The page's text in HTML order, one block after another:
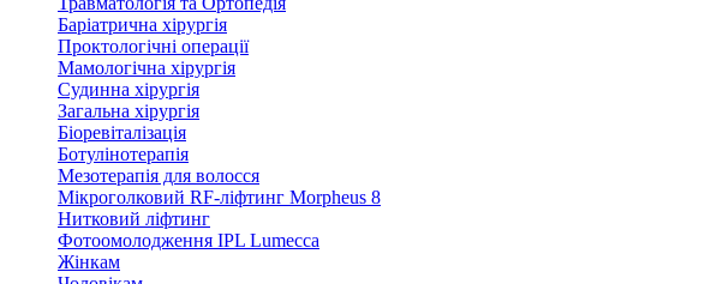
Баріатрична хірургія
Проктологічні операції
Мамологічна хірургія
Судинна хірургія
Загальна хірургія
Біоревіталізація
Ботулінотерапія
Мезотерапія для волосся
Мікроголковий RF-ліфтинг Morpheus 8
Нитковий ліфтинг
Фотоомолодження IPL Lumecca
Жінкам